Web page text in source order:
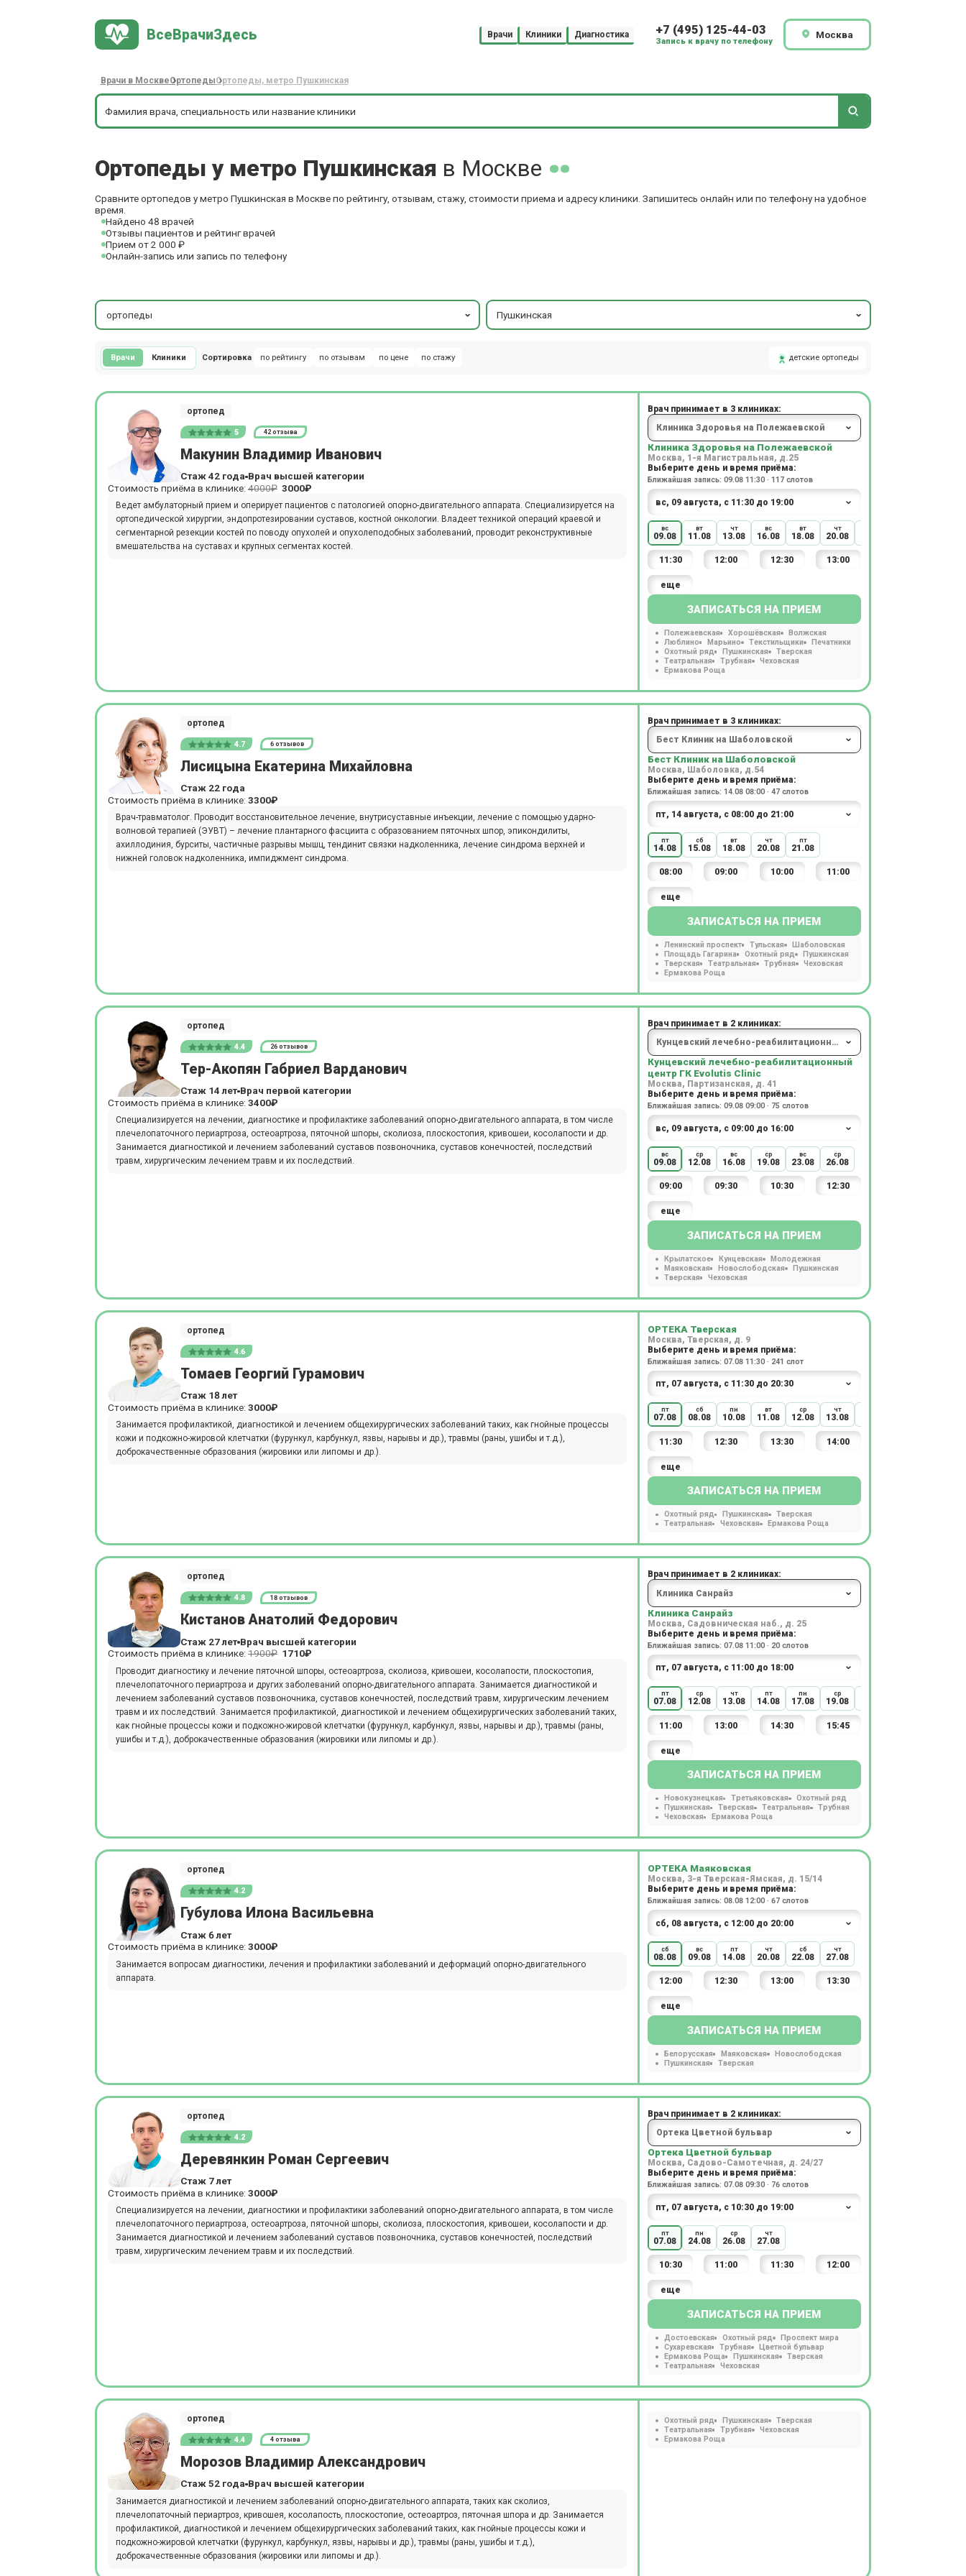
ВсеВрачиЗдесь Врачи Клиники Диагностика +7 (495) 125-44-03
Запись к врачу по телефону
Москва
Врачи в МосквеОртопедыОртопеды, метро Пушкинская
Ортопеды у метро Пушкинская в Москве
Сравните ортопедов у метро Пушкинская в Москве по рейтингу, отзывам, стажу, стоимости приема и адресу клиники. Запишитесь онлайн или по телефону на удобное
время.
Найдено 48 врачей
Отзывы пациентов и рейтинг врачей
Прием от 2 000 ₽
Онлайн-запись или запись по телефону
ортопеды Пушкинская
Врачи Клиники Сортировка по рейтингу по отзывам по цене по стажу детские ортопеды
ортопед
5 42 отзыва
Макунин Владимир Иванович
Стаж 42 года Врач высшей категории
Стоимость приёма в клинике: 4000₽ 3000₽
Ведет амбулаторный прием и оперирует пациентов с патологией опорно-двигательного аппарата. Специализируется на
ортопедической хирургии, эндопротезировании суставов, костной онкологии. Владеет техникой операций краевой и
сегментарной резекции костей по поводу опухолей и опухолеподобных заболеваний, проводит реконструктивные
вмешательства на суставах и крупных сегментах костей.
Врач принимает в 3 клиниках:
Клиника Здоровья на Полежаевской
Москва, 1-я Магистральная, д.25
Выберите день и время приёма:
Ближайшая запись: 09.08 11:30 · 117 слотов
вс
09.08
вт
11.08
чт
13.08
вс
16.08
вт
18.08
чт
20.08
11:30 12:00 12:30 13:00
еще
ЗАПИСАТЬСЯ НА ПРИЕМ
Полежаевская Хорошёвская
Волжская
Люблино
Марьино Текстильщики
Печатники
Охотный ряд
Пушкинская
Тверская
Театральная
Трубная
Чеховская
Ермакова Роща
ортопед
4.7 6 отзывов
Лисицына Екатерина Михайловна
Стаж 22 года
Стоимость приёма в клинике: 3300₽
Врач-травматолог. Проводит восстановительное лечение, внутрисуставные инъекции, лечение с помощью ударно-
волновой терапией (ЭУВТ) – лечение плантарного фасциита с образованием пяточных шпор, эпикондилиты,
ахиллодиния, бурситы, частичные разрывы мышц, тендинит связки надколенника, лечение синдрома верхней и
нижней головок надколенника, импиджмент синдрома.
Врач принимает в 3 клиниках:
Бест Клиник на Шаболовской
Москва, Шаболовка, д.54
Выберите день и время приёма:
Ближайшая запись: 14.08 08:00 · 47 слотов
пт
14.08
сб
15.08
вт
18.08
чт
20.08
пт
21.08
08:00 09:00 10:00 11:00
еще
ЗАПИСАТЬСЯ НА ПРИЕМ
Ленинский проспект Тульская
Шаболовская
Площадь Гагарина
Охотный ряд
Пушкинская
Тверская
Театральная Трубная
Чеховская
Ермакова Роща
ортопед
4.4 26 отзывов
Тер-Акопян Габриел Варданович
Стаж 14 лет Врач первой категории
Стоимость приёма в клинике: 3400₽
Специализируется на лечении, диагностике и профилактике заболеваний опорно-двигательного аппарата, в том числе
плечелопаточного периартроза, остеоартроза, пяточной шпоры, сколиоза, плоскостопия, кривошеи, косолапости и др.
Занимается диагностикой и лечением заболеваний суставов позвоночника, суставов конечностей, последствий
травм, хирургическим лечением травм и их последствий.
Врач принимает в 2 клиниках:
Кунцевский лечебно-реабилитационный
центр ГК Evolutis Clinic
Москва, Партизанская, д. 41
Выберите день и время приёма:
Ближайшая запись: 09.08 09:00 · 75 слотов
вс
09.08
ср
12.08
вс
16.08
ср
19.08
вс
23.08
ср
26.08
09:00 09:30 10:30 12:30
еще
ЗАПИСАТЬСЯ НА ПРИЕМ
Крылатское Кунцевская
Молодежная
Маяковская
Новослободская
Пушкинская
Тверская
Чеховская
ортопед
4.6
Томаев Георгий Гурамович
Стаж 18 лет
Стоимость приёма в клинике: 3000₽
Занимается профилактикой, диагностикой и лечением общехирургических заболеваний таких, как гнойные процессы
кожи и подкожно-жировой клетчатки (фурункул, карбункул, язвы, нарывы и др.), травмы (раны, ушибы и т.д.),
доброкачественные образования (жировики или липомы и др.).
ОРТЕКА Тверская
Москва, Тверская, д. 9
Выберите день и время приёма:
Ближайшая запись: 07.08 11:30 · 241 слот
пт
07.08
сб
08.08
пн
10.08
вт
11.08
ср
12.08
чт
13.08
11:30 12:30 13:30 14:00
еще
ЗАПИСАТЬСЯ НА ПРИЕМ
Охотный ряд Пушкинская
Тверская
Театральная
Чеховская Ермакова Роща
ортопед
4.8 18 отзывов
Кистанов Анатолий Федорович
Стаж 27 лет Врач высшей категории
Стоимость приёма в клинике: 1900₽ 1710₽
Проводит диагностику и лечение пяточной шпоры, остеоартроза, сколиоза, кривошеи, косолапости, плоскостопия,
плечелопаточного периартроза и других заболеваний опорно-двигательного аппарата. Занимается диагностикой и
лечением заболеваний суставов позвоночника, суставов конечностей, последствий травм, хирургическим лечением
травм и их последствий. Занимается профилактикой, диагностикой и лечением общехирургических заболеваний таких,
как гнойные процессы кожи и подкожно-жировой клетчатки (фурункул, карбункул, язвы, нарывы и др.), травмы (раны,
ушибы и т.д.), доброкачественные образования (жировики или липомы и др.).
Врач принимает в 2 клиниках:
Клиника Санрайз
Москва, Садовническая наб., д. 25
Выберите день и время приёма:
Ближайшая запись: 07.08 11:00 · 20 слотов
пт
07.08
ср
12.08
чт
13.08
пт
14.08
пн
17.08
ср
19.08
11:00 13:00 14:30 15:45
еще
ЗАПИСАТЬСЯ НА ПРИЕМ
Новокузнецкая Третьяковская
Охотный ряд
Пушкинская
Тверская Театральная
Трубная
Чеховская
Ермакова Роща
ортопед
4.2
Губулова Илона Васильевна
Стаж 6 лет
Стоимость приёма в клинике: 3000₽
Занимается вопросам диагностики, лечения и профилактики заболеваний и деформаций опорно-двигательного
аппарата.
ОРТЕКА Маяковская
Москва, 3-я Тверская-Ямская, д. 15/14
Выберите день и время приёма:
Ближайшая запись: 08.08 12:00 · 67 слотов
сб
08.08
вс
09.08
пт
14.08
чт
20.08
сб
22.08
чт
27.08
12:00 12:30 13:00 13:30
еще
ЗАПИСАТЬСЯ НА ПРИЕМ
Белорусская Маяковская
Новослободская
Пушкинская
Тверская
ортопед
4.2
Деревянкин Роман Сергеевич
Стаж 7 лет
Стоимость приёма в клинике: 3000₽
Специализируется на лечении, диагностики и профилактики заболеваний опорно-двигательного аппарата, в том числе
плечелопаточного периартроза, остеоартроза, пяточной шпоры, сколиоза, плоскостопия, кривошеи, косолапости и др.
Занимается диагностикой и лечением заболеваний суставов позвоночника, суставов конечностей, последствий
травм, хирургическим лечением травм и их последствий.
Врач принимает в 2 клиниках:
Ортека Цветной бульвар
Москва, Садово-Самотечная, д. 24/27
Выберите день и время приёма:
Ближайшая запись: 07.08 09:30 · 76 слотов
пт
07.08
пн
24.08
ср
26.08
чт
27.08
10:30 11:00 11:30 12:00
еще
ЗАПИСАТЬСЯ НА ПРИЕМ
Достоевская Охотный ряд
Проспект мира
Сухаревская
Трубная
Цветной бульвар
Ермакова Роща
Пушкинская
Тверская
Театральная
Чеховская
ортопед
4.4 4 отзыва
Морозов Владимир Александрович
Стаж 52 года Врач высшей категории
Занимается диагностикой и лечением заболеваний опорно-двигательного аппарата, таких как сколиоз,
плечелопаточный периартроз, кривошея, косолапость, плоскостопие, остеоартроз, пяточная шпора и др. Занимается
профилактикой, диагностикой и лечением общехирургических заболеваний таких, как гнойные процессы кожи и
подкожно-жировой клетчатки (фурункул, карбункул, язвы, нарывы и др.), травмы (раны, ушибы и т.д.),
доброкачественные образования (жировики или липомы и др.).
Охотный ряд Пушкинская
Тверская
Театральная
Трубная
Чеховская
Ермакова Роща